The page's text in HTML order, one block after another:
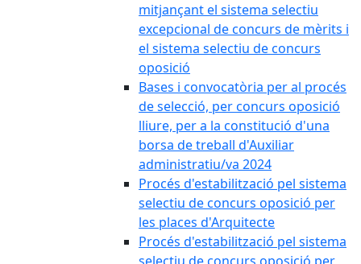
mitjançant el sistema selectiu
excepcional de concurs de mèrits i
el sistema selectiu de concurs
oposició
Bases i convocatòria per al procés
de selecció, per concurs oposició
lliure, per a la constitució d'una
borsa de treball d'Auxiliar
administratiu/va 2024
Procés d'estabilització pel sistema
selectiu de concurs oposició per
les places d'Arquitecte
Procés d'estabilització pel sistema